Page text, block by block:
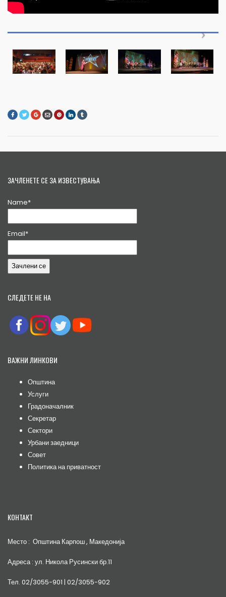
ЗАЧЛЕНЕТЕ СЕ ЗА ИЗВЕСТУВАЊА
Name*
Email*
СЛЕДЕТЕ НЕ НА
ВАЖНИ ЛИНКОВИ
Општина
Услуги
Градоначалник
Секретар
Сектори
Урбани заедници
Совет
Политика на приватност
КОНТАКТ
Место : Општина Карпош , Македонија
Адреса : ул. Никола Русински бр.11
Тел. 02/3055-901 | 02/3055-902